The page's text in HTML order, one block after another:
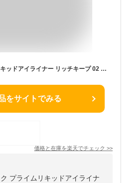
ヒロインメイク プライムリキッドアイライナー リッチキープ 02 ブラウンブラック(0.40ml)【ヒロインメイク】[アイライナー リキッドライナー ウォータープルーフ]
をサイトでみる
価格と在庫を楽天でチェック >>
プライムリキッドアイライナ